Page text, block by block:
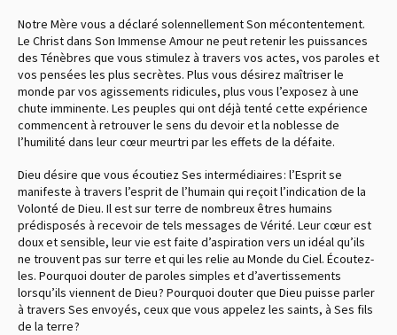
Notre Mère vous a déclaré solennellement Son mécontentement.
Le Christ dans Son Immense Amour ne peut retenir les puissances
des Ténèbres que vous stimulez à travers vos actes, vos paroles et
vos pensées les plus secrètes. Plus vous désirez maîtriser le
monde par vos agissements ridicules, plus vous l’exposez à une
chute imminente. Les peuples qui ont déjà tenté cette expérience
commencent à retrouver le sens du devoir et la noblesse de
l’humilité dans leur cœur meurtri par les effets de la défaite.
Dieu désire que vous écoutiez Ses intermédiaires : l’Esprit se
manifeste à travers l’esprit de l’humain qui reçoit l’indication de la
Volonté de Dieu. Il est sur terre de nombreux êtres humains
prédisposés à recevoir de tels messages de Vérité. Leur cœur est
doux et sensible, leur vie est faite d’aspiration vers un idéal qu’ils
ne trouvent pas sur terre et qui les relie au Monde du Ciel. Écoutez-
les. Pourquoi douter de paroles simples et d’avertissements
lorsqu’ils viennent de Dieu ? Pourquoi douter que Dieu puisse parler
à travers Ses envoyés, ceux que vous appelez les saints, à Ses fils
de la terre ?